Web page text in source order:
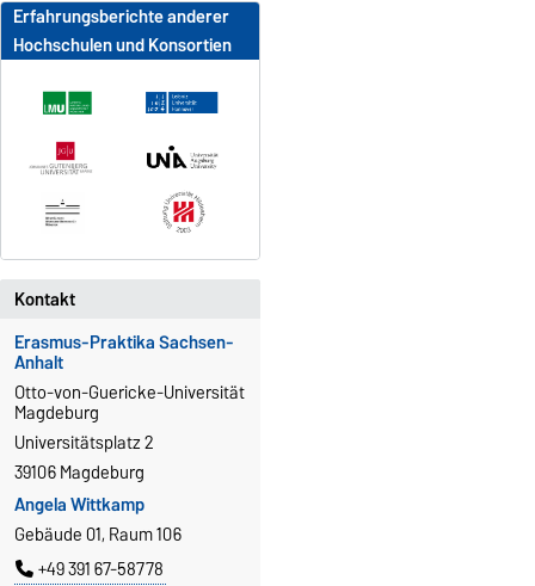
Erfahrungsberichte anderer
Hochschulen und Konsortien
Kontakt
Erasmus-Praktika Sachsen-
Anhalt
Otto-von-Guericke-Universität
Magdeburg
Universitätsplatz 2
39106 Magdeburg
Angela Wittkamp
Gebäude 01, Raum 106
+49 391 67-58778